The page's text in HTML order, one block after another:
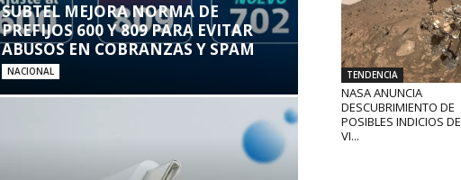
SUBTEL MEJORA NORMA DE
PREFIJOS 600 Y 809 PARA EVITAR
ABUSOS EN COBRANZAS Y SPAM
NACIONAL TENDENCIA
NASA ANUNCIA
DESCUBRIMIENTO DE
POSIBLES INDICIOS DE
VI...